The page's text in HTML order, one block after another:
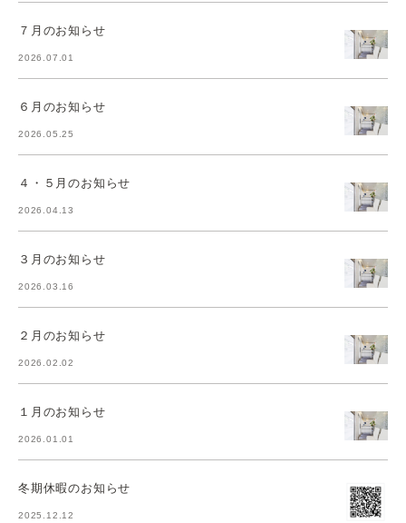
７月のお知らせ
2026.07.01
６月のお知らせ
2026.05.25
４・５月のお知らせ
2026.04.13
３月のお知らせ
2026.03.16
２月のお知らせ
2026.02.02
１月のお知らせ
2026.01.01
冬期休暇のお知らせ
2025.12.12